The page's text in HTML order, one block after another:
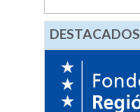
DESTACADOS